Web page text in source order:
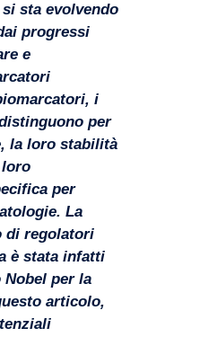
sta evolvendo
progressi
e
i
per
la loro stabilità
per
La
di regolatori
è stata infatti
per la
articolo,